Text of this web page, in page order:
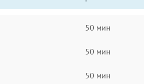
50 мин
50 мин
50 мин